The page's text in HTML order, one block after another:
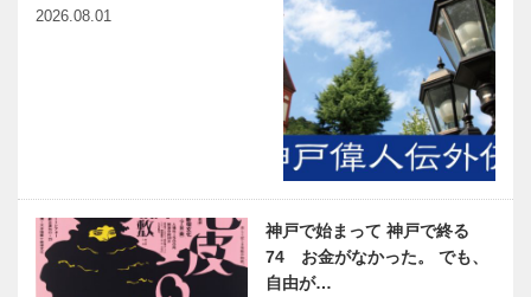
2026.08.01
神戸で始まって 神戸で終る
74 お金がなかった。 でも、
自由が…